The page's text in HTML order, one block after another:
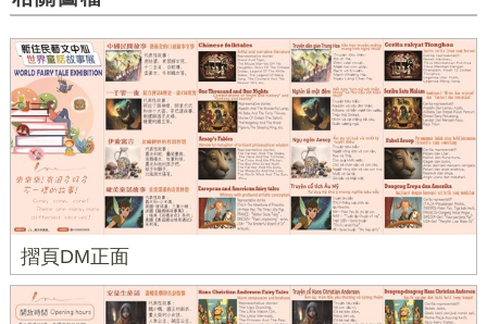
摺頁DM正面